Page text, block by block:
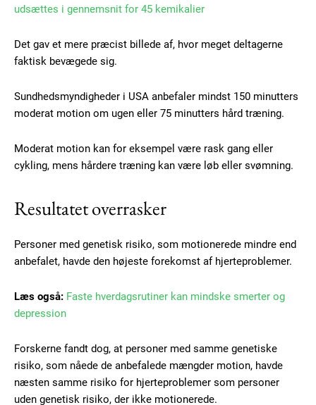
Free limited access
udsættes i gennemsnit for 45 kemikalier
Det gav et mere præcist billede af, hvor meget deltagerne
faktisk bevægede sig.
Sundhedsmyndigheder i USA anbefaler mindst 150 minutters
moderat motion om ugen eller 75 minutters hård træning.
Moderat motion kan for eksempel være rask gang eller
cykling, mens hårdere træning kan være løb eller svømning.
Resultatet overrasker
Personer med genetisk risiko, som motionerede mindre end
anbefalet, havde den højeste forekomst af hjerteproblemer.
Læs også: Faste hverdagsrutiner kan mindske smerter og
depression
Forskerne fandt dog, at personer med samme genetiske
risiko, som nåede de anbefalede mængder motion, havde
næsten samme risiko for hjerteproblemer som personer
uden genetisk risiko, der ikke motionerede.